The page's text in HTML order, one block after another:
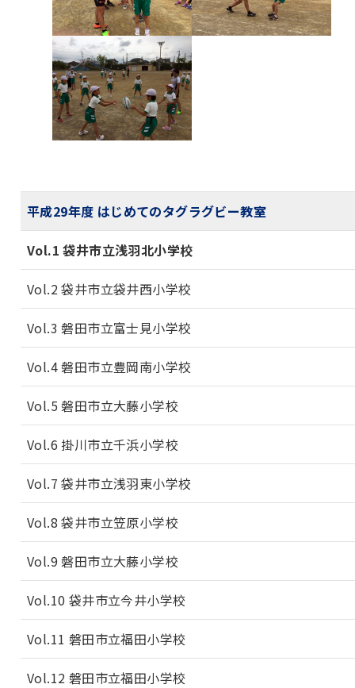
平成29年度 はじめてのタグラグビー教室
Vol.1 袋井市立浅羽北小学校
Vol.2 袋井市立袋井西小学校
Vol.3 磐田市立富士見小学校
Vol.4 磐田市立豊岡南小学校
Vol.5 磐田市立大藤小学校
Vol.6 掛川市立千浜小学校
Vol.7 袋井市立浅羽東小学校
Vol.8 袋井市立笠原小学校
Vol.9 磐田市立大藤小学校
Vol.10 袋井市立今井小学校
Vol.11 磐田市立福田小学校
Vol.12 磐田市立福田小学校